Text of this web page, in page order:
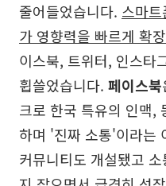
줄어들었습니다. 스마
가 영향력을 빠르게 확장
이스북, 트위터, 인스타
휩쓸었습니다. 페이스북
크로 한국 특유의 인맥,
하며 '진짜 소통'이라는
커뮤니티도 개설됐고